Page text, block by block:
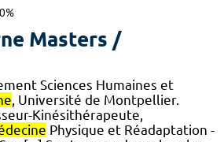
Masters /
Sciences Humaines et
, Université de Montpellier.
Kinésithérapeute,
Physique et Réadaptation -